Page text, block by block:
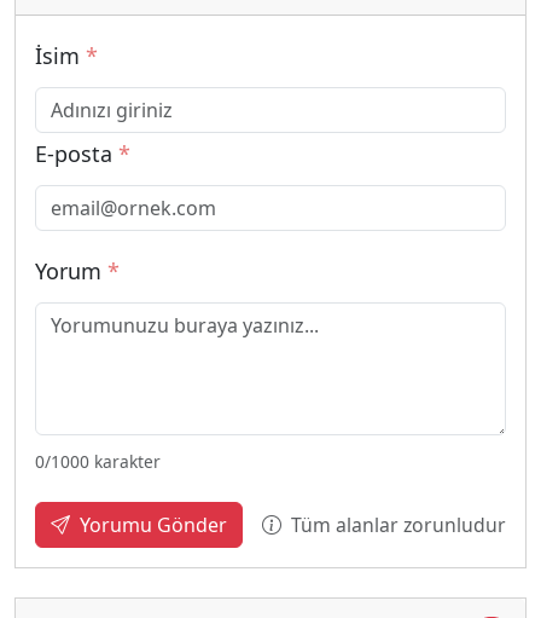
İsim *
E-posta *
Yorum *
0/1000 karakter
Yorumu Gönder Tüm alanlar zorunludur